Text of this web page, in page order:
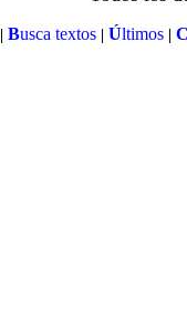
Busca textos| Últimos|